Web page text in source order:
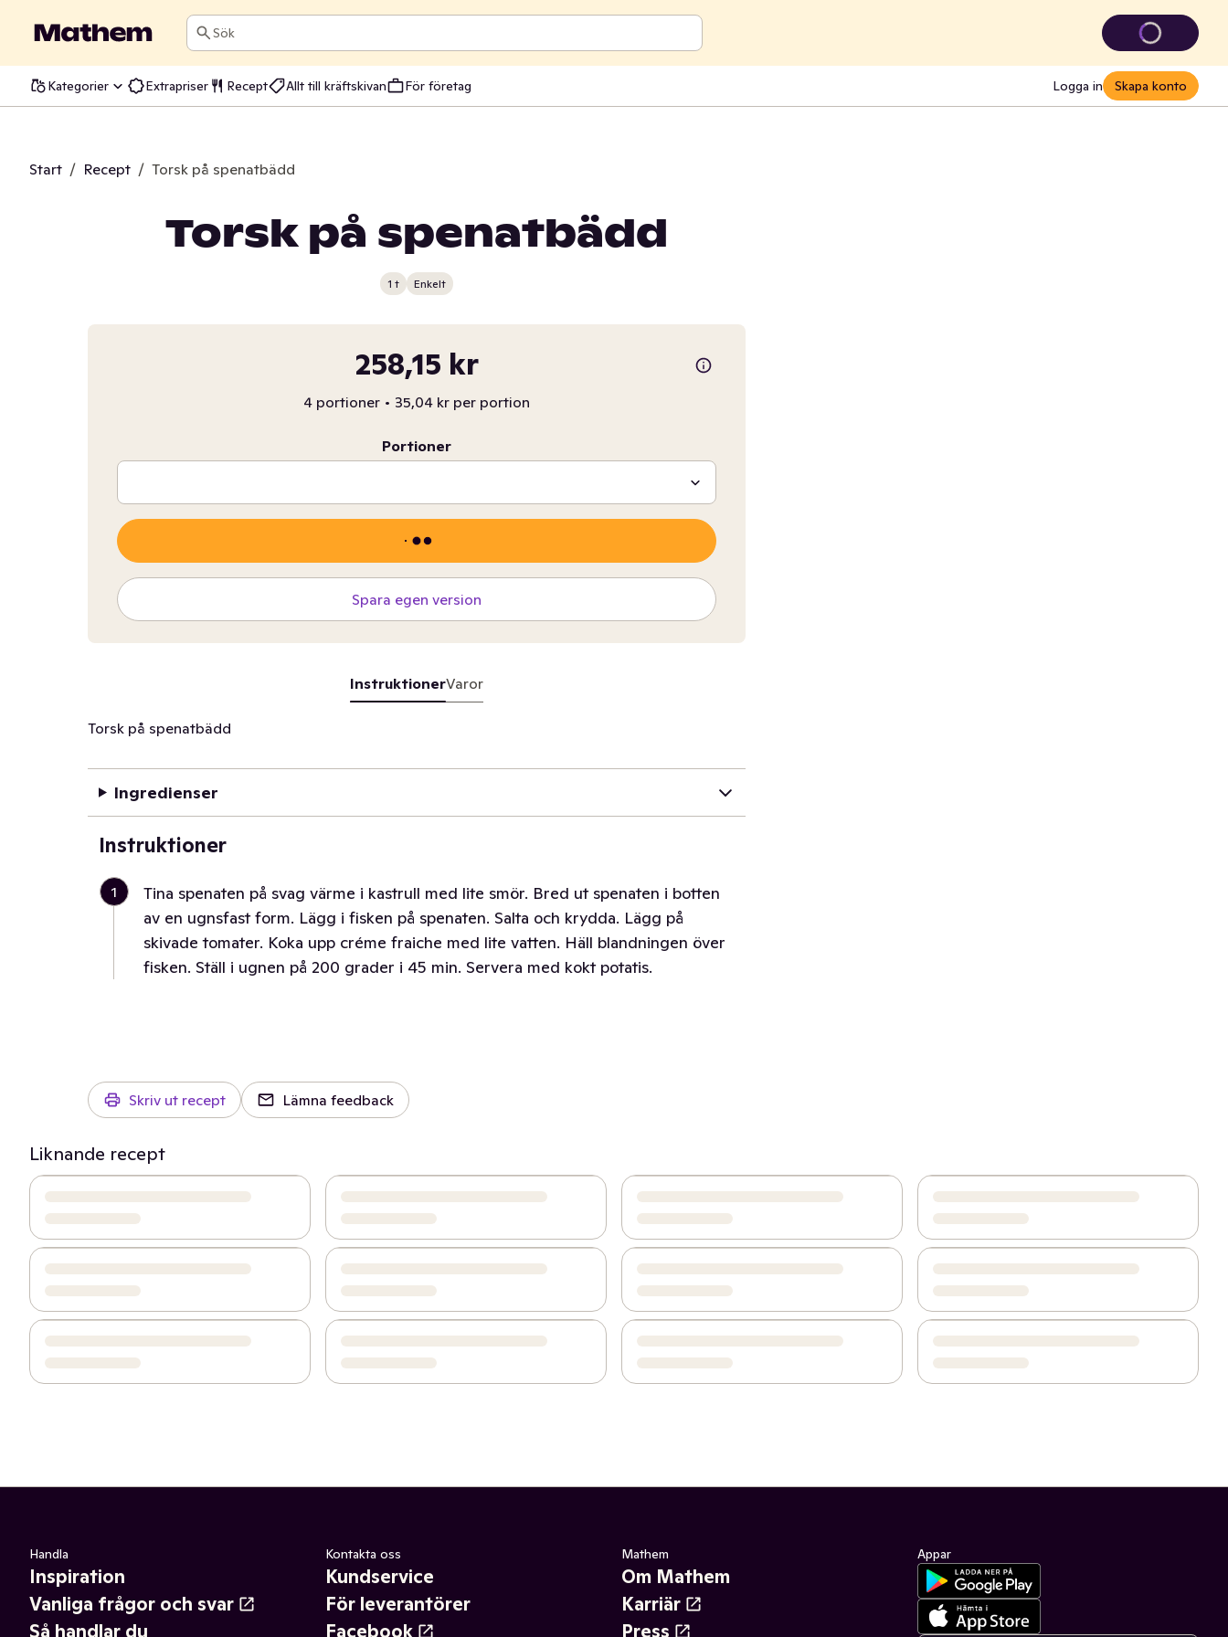
Sök
Kategorier Extrapriser Recept Allt till kräftskivan För företag Logga in Skapa konto
Start / Recept / Torsk på spenatbädd
Torsk på spenatbädd
1 t Enkelt
258,15 kr
4 portioner • 35,04 kr per portion
Portioner
Spara egen version
InstruktionerVaror
Torsk på spenatbädd
Ingredienser
Instruktioner
1
Tina spenaten på svag värme i kastrull med lite smör. Bred ut spenaten i botten
av en ugnsfast form. Lägg i fisken på spenaten. Salta och krydda. Lägg på
skivade tomater. Koka upp créme fraiche med lite vatten. Häll blandningen över
fisken. Ställ i ugnen på 200 grader i 45 min. Servera med kokt potatis.
Skriv ut recept Lämna feedback
Liknande recept
Handla
Inspiration
Vanliga frågor och svar
Så handlar du
Kontakta oss
Kundservice
För leverantörer
Facebook
Mathem
Om Mathem
Karriär
Press
Appar